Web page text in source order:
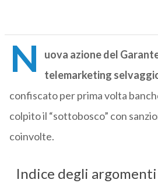
N
uova azione del
telemarketing
confiscato per prima volta
colpito il “sottobosco” con
coinvolte.
Indice degli argomenti